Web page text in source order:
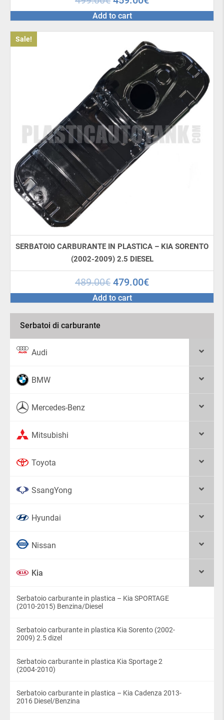
Serbatoi di carburante
Audi
BMW
Mercedes-Benz
Mitsubishi
Toyota
SsangYong
Hyundai
Nissan
Kia
Serbatoio carburante in plastica – Kia SPORTAGE
(2010-2015) Benzina/Diesel
Serbatoio carburante in plastica Kia Sorento (2002-
2009) 2.5 dizel
Serbatoio carburante in plastica Kia Sportage 2
(2004-2010)
Serbatoio carburante in plastica – Kia Cadenza 2013-
2016 Diesel/Benzina
Add to cart
Sale!
SERBATOIO CARBURANTE IN PLASTICA – KIA SORENTO
(2002-2009) 2.5 DIESEL
489.00€ 479.00€
Add to cart